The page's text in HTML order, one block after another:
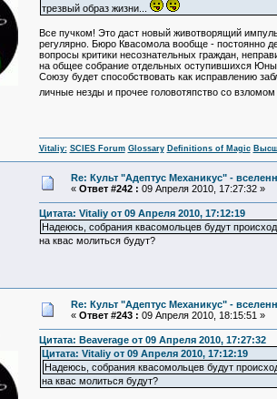
трезвый образ жизни...
Все пучком! Это даст новый животворящий
регулярно. Бюро Квасомола вообще - постоянно
вопросы критики несознательных граждан,
на общее собрание отдельных оступившихся
Союзу будет способствовать как исправлению
личные незды и прочее головотяпство со взломом
Vitaliy: SCIES Forum Glossary Definitions of Magic
Re: Культ "Адептус Механикус" -
« Ответ #242 : 09 Апреля 2010, 17:27:32 »
Цитата: Vitaliy от 09 Апреля 2010, 17:12:19
Надеюсь, собрания квасомольцев будут
на квас молиться будут?
Re: Культ "Адептус Механикус" -
« Ответ #243 : 09 Апреля 2010, 18:15:51 »
Цитата: Beaverage от 09 Апреля 2010, 17:27:32
Цитата: Vitaliy от 09 Апреля 2010, 17:12:19
Надеюсь, собрания квасомольцев будут
на квас молиться будут?